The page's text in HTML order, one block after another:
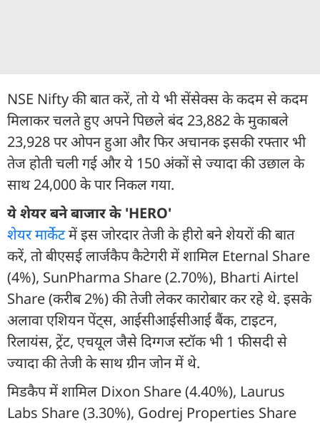
NSE Nifty की बात करें, तो ये भी सेंसेक्स के कदम से कदम
मिलाकर चलते हुए अपने पिछले बंद 23,882 के मुकाबले
23,928 पर ओपन हुआ और फिर अचानक इसकी रफ्तार भी
तेज होती चली गई और ये 150 अंकों से ज्यादा की उछाल के
साथ 24,000 के पार निकल गया.
ये शेयर बने बाजार के 'HERO'
शेयर मार्केटमें इस जोरदार तेजी के हीरो बने शेयरों की बात
करें, तो बीएसई लार्जकैप कैटेगरी में शामिल Eternal Share
(4%), SunPharma Share (2.70%), Bharti Airtel
Share (करीब 2%) की तेजी लेकर कारोबार कर रहे थे. इसके
अलावा एशियन पेंट्स, आईसीआईसीआई बैंक, टाइटन,
रिलायंस, ट्रेंट, एचयूल जैसे दिग्गज स्टॉक भी 1 फीसदी से
ज्यादा की तेजी के साथ ग्रीन जोन में थे.
मिडकैप में शामिल Dixon Share (4.40%), Laurus
Labs Share (3.30%), Godrej Properties Share